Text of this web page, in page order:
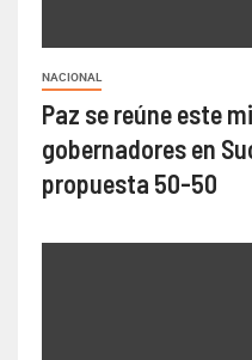
NACIONAL
Paz se reúne este
gobernadores en
propuesta 50-50